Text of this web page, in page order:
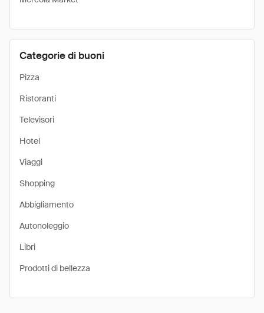
Categorie di buoni
Pizza
Ristoranti
Televisori
Hotel
Viaggi
Shopping
Abbigliamento
Autonoleggio
Libri
Prodotti di bellezza